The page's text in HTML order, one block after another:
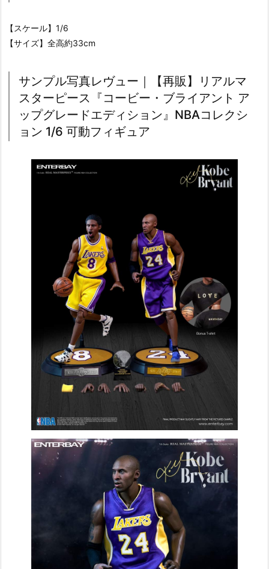
【スケール】1/6
【サイズ】全高約33cm
サンプル写真レヴュー｜【再販】リアルマ
スターピース『コービー・ブライアント ア
ップグレードエディション』NBAコレクシ
ョン 1/6 可動フィギュア